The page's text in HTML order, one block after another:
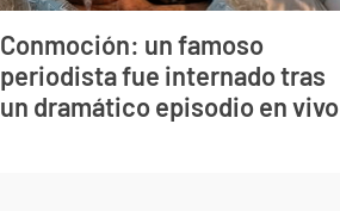
Conmoción: un famoso
periodista fue internado tras
un dramático episodio en vivo